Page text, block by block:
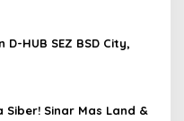
HUB SEZ BSD City,
Sinar Mas Land &